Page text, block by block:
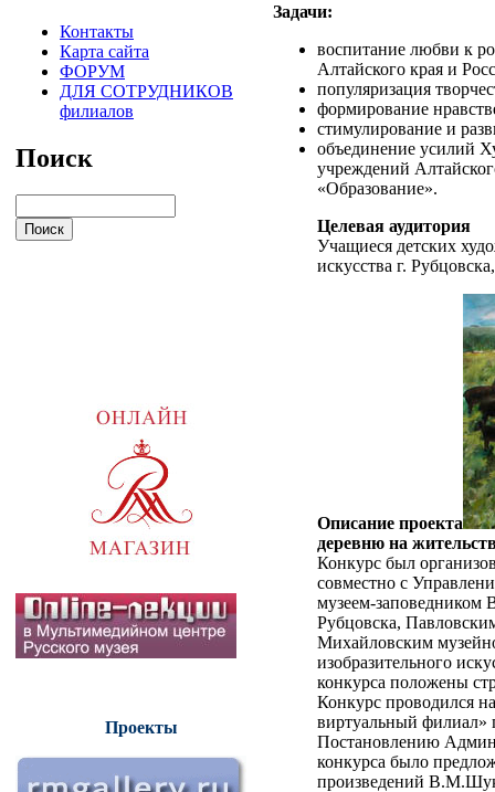
Контакты
Карта сайта
ФОРУМ
ДЛЯ СОТРУДНИКОВ
филиалов
Поиск
Проекты
Задачи:
воспитание любви к
Алтайского края и
популяризация
формирование
стимулирование и
объединение усилий
учреждений
«Образование».
Целевая аудитория
Учащиеся детских
искусства г.
Описание проекта
деревню на
Конкурс был
совместно с
музеем-
Рубцовска,
Михайловским
изобразительного
конкурса положены
Конкурс проводился
виртуальный филиал»
Постановлению
конкурса было
произведений